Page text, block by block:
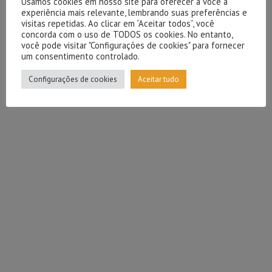
experiência mais relevante, lembrando suas preferências e
visitas repetidas. Ao clicar em “Aceitar todos”, você
concorda com o uso de TODOS os cookies. No entanto,
você pode visitar "Configurações de cookies" para fornecer
um consentimento controlado.
Configurações de cookies Aceitar tudo